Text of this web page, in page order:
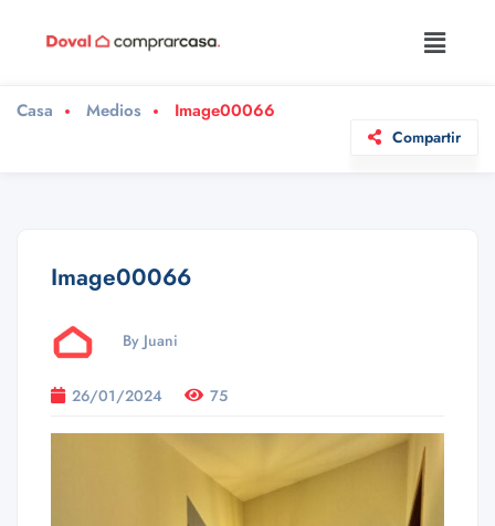
Casa Medios Image00066
Compartir
Image00066
By Juani
26/01/2024 75